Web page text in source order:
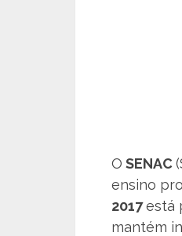
O SENAC
ensino
2017está
mantém